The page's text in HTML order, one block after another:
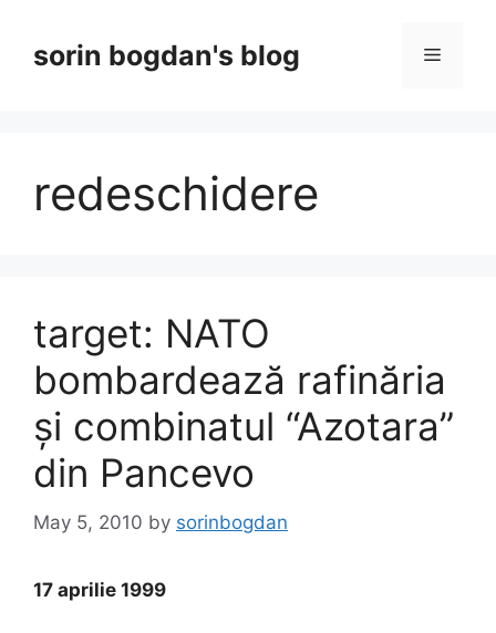
contentsorin bogdan's blog Menu
redeschidere
target: NATO
bombardează rafinăria
și combinatul “Azotara”
din Pancevo
May 5, 2010 by sorinbogdan
17 aprilie 1999